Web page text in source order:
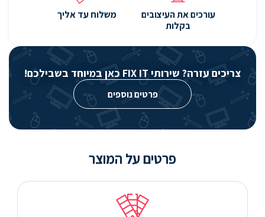
עורכים את העיצובים
בקלות
משלוח עד אליך
צריכים עזרה? שירותי FIX IT כאן במיוחד בשבילכם!
פרטים נוספים
פרטים על המוצר